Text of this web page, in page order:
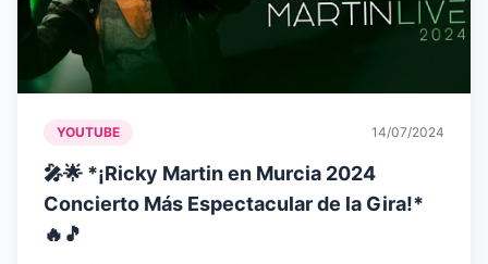
YOUTUBE 14/07/2024
🎤🌟 *¡Ricky Martin en Murcia 2024
Concierto Más Espectacular de la Gira!*
🔥🎵